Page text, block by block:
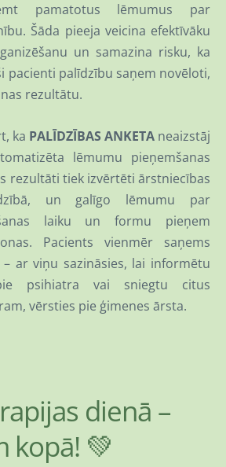
pamatotus lēmumus par
Šāda pieeja veicina efektīvāku
un samazina risku, ka
pacienti palīdzību saņem novēloti,
rezultātu.
ka PALĪDZĪBAS ANKETA neaizstāj
lēmumu pieņemšanas
rezultāti tiek izvērtēti ārstniecības
un galīgo lēmumu par
laiku un formu pieņem
Pacients vienmēr saņems
ar viņu sazināsies, lai informētu
psihiatra vai sniegtu citus
vērsties pie ģimenes ārsta.
dienā –
kopā! 💚